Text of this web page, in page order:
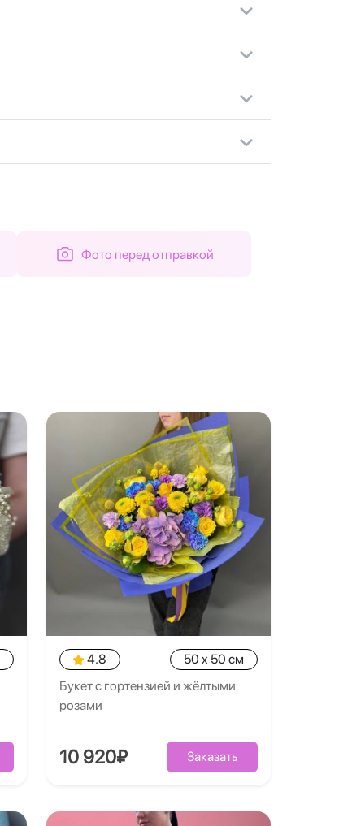
Фото перед отправкой
4.8
50 x 50 см
Букет с гортензией и жёлтыми
розами
10 920₽ Заказать